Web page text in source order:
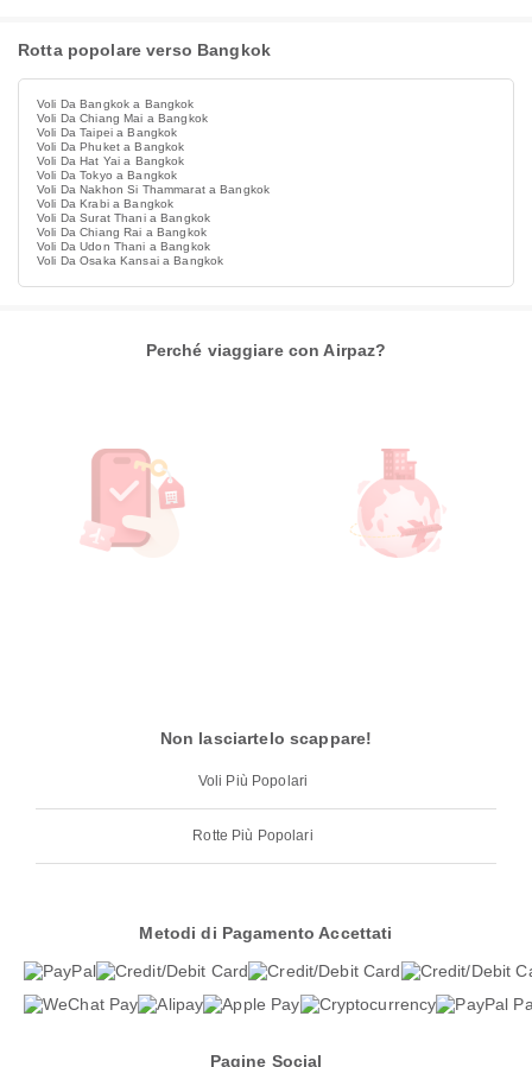
Rotta popolare verso Bangkok
Voli Da Bangkok a Bangkok
Voli Da Chiang Mai a Bangkok
Voli Da Taipei a Bangkok
Voli Da Phuket a Bangkok
Voli Da Hat Yai a Bangkok
Voli Da Tokyo a Bangkok
Voli Da Nakhon Si Thammarat a Bangkok
Voli Da Krabi a Bangkok
Voli Da Surat Thani a Bangkok
Voli Da Chiang Rai a Bangkok
Voli Da Udon Thani a Bangkok
Voli Da Osaka Kansai a Bangkok
Perché viaggiare con Airpaz?
Non lasciartelo scappare!
Voli Più Popolari
Rotte Più Popolari
Metodi di Pagamento Accettati
Pagine Social